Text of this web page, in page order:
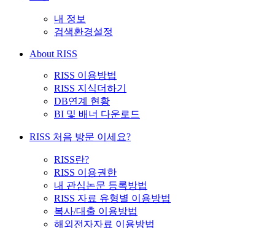
내 정보
검색환경설정
About RISS
RISS 이용방법
RISS 지식더하기
DB연계 현황
BI 및 배너 다운로드
RISS 처음 방문 이세요?
RISS란?
RISS 이용권한
내 관심논문 등록방법
RISS 자료 유형별 이용방법
복사/대출 이용방법
해외전자자료 이용방법